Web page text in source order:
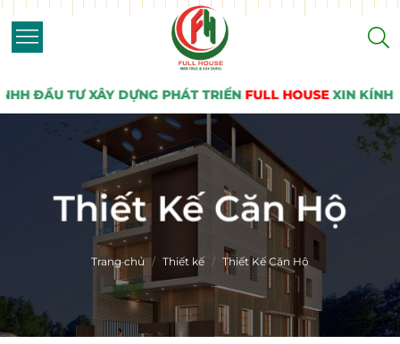
ĐẦU TƯ XÂY DỰNG PHÁT TRIỂNFULL HOUSEXIN KÍNH
Thiết Kế Căn Hộ
Trang chủ Thiết kế Thiết Kế Căn Hộ